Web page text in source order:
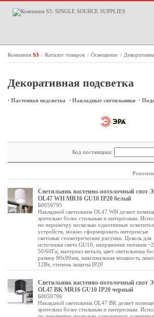
Компания S3 / Каталог товаров / Освещение /
Декоративная подсветка
· Настенная подсветка · Накладные светильники ·
Код поставщика:
Светильник настенно-потолочный спот
OL47 WH MR16 GU10 IP20 белый
Б0059795
Накладной светильник OL47 WH делает
зрительно более стильным и интересным.
по периметру несколько однотипных
устройств, можно сформировать интеренсые
световые геометрические рисунки. Цоколь для
источника света GU10, напряжение питания
50/60Гц, материал металл, цвет светильника
размер 80x90мм, максимальная мощность
12Вт, степень защиты IP20
Светильник настенно-потолочный спот
OL47 BK MR16 GU10 IP20 черный
Б0059796
Накладной светильник OL47 BK делает
зрительно более стильным и интересным.